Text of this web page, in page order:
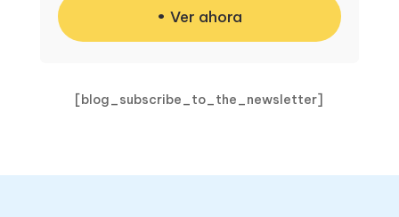
Ver ahora
[blog_subscribe_to_the_newsletter]